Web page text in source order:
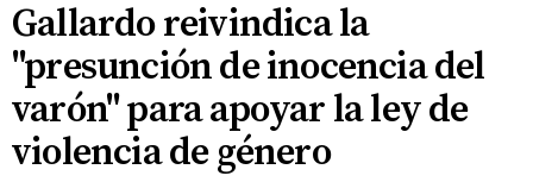
Gallardo reivindica la
"presunción de inocencia del
varón" para apoyar la ley de
violencia de género